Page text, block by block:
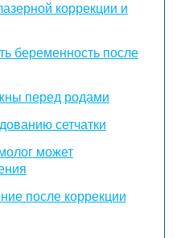
коррекции и
беременность после
перед родами
сетчатки
может
после коррекции